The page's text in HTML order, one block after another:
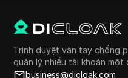
Trình duyệt vân tay chống
quản lý nhiều tài khoản
business@dicloak.com